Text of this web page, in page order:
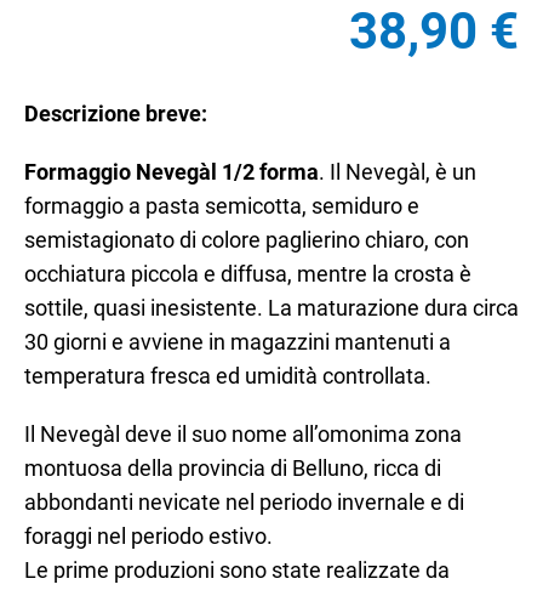
38,90 €
Descrizione breve:
Formaggio Nevegàl 1/2 forma. Il Nevegàl, è un
formaggio a pasta semicotta, semiduro e
semistagionato di colore paglierino chiaro, con
occhiatura piccola e diffusa, mentre la crosta è
sottile, quasi inesistente. La maturazione dura circa
30 giorni e avviene in magazzini mantenuti a
temperatura fresca ed umidità controllata.
Il Nevegàl deve il suo nome all’omonima zona
montuosa della provincia di Belluno, ricca di
abbondanti nevicate nel periodo invernale e di
foraggi nel periodo estivo.
Le prime produzioni sono state realizzate da